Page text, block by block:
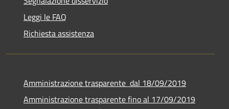
Leggi le FAQ
Richiesta assistenza
Amministrazione trasparente dal 18/09/2019
Amministrazione trasparente fino al 17/09/2019